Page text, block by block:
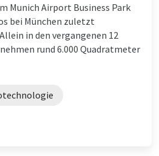
Munich Airport Business Park
bei München zuletzt
in den vergangenen 12
rund 6.000 Quadratmeter